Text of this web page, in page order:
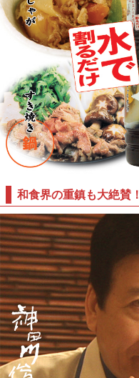
和食界の重鎮も大絶賛！